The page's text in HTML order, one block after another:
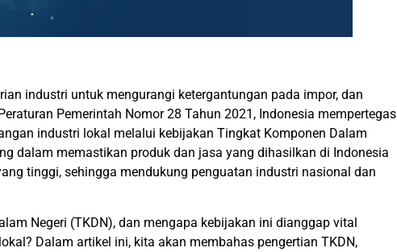
industri untuk mengurangi ketergantungan pada impor, dan
Pemerintah Nomor 28 Tahun 2021, Indonesia mempertegas
industri lokal melalui kebijakan Tingkat Komponen Dalam
dalam memastikan produk dan jasa yang dihasilkan di Indonesia
tinggi, sehingga mendukung penguatan industri nasional dan
Negeri (TKDN), dan mengapa kebijakan ini dianggap vital
Dalam artikel ini, kita akan membahas pengertian TKDN,